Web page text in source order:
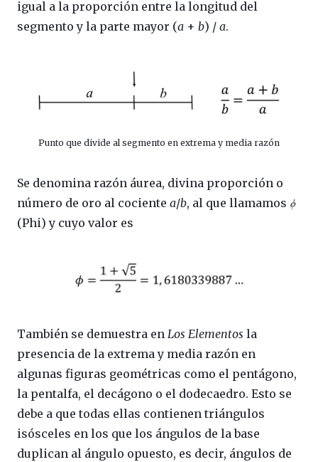
igual a la proporción entre la longitud del
segmento y la parte mayor (a + b) / a.
Punto que divide al segmento en extrema y media razón
Se denomina razón áurea, divina proporción o
número de oro al cociente a/b, al que llamamos ϕ
(Phi) y cuyo valor es
También se demuestra en Los Elementos la
presencia de la extrema y media razón en
algunas figuras geométricas como el pentágono,
la pentalfa, el decágono o el dodecaedro. Esto se
debe a que todas ellas contienen triángulos
isósceles en los que los ángulos de la base
duplican al ángulo opuesto, es decir, ángulos de